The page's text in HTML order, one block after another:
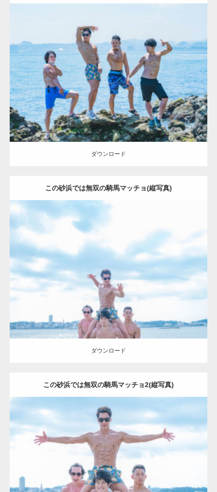
Update: 2023.09.6
Category:海のマッチョ2 inoriAKIHITO(細マッチョ) SOSUKE 外資系
筋肉
腹筋
ダウンロード
ダウンロード
この砂浜では無双の騎馬マッチョ(縦写真)
Category:海のマッチョ2 AKIHITO(細マッチョ) SOSUKE
外資系
ダウンロード
ダウンロード
この砂浜では無双の騎馬マッチョ2(縦写真)
Update: 2023.09.6
外資系筋肉 AKIHITO(細マッチョ)
ダウンロード